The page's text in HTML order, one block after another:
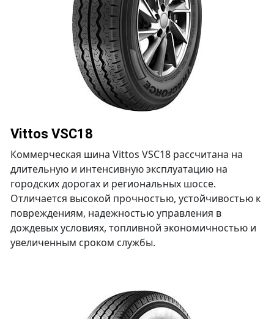
Vittos VSC18
Коммерческая шина Vittos VSC18 рассчитана на
длительную и интенсивную эксплуатацию на
городских дорогах и региональных шоссе.
Отличается высокой прочностью, устойчивостью к
повреждениям, надежностью управления в
дождевых условиях, топливной экономичностью и
увеличенным сроком службы.